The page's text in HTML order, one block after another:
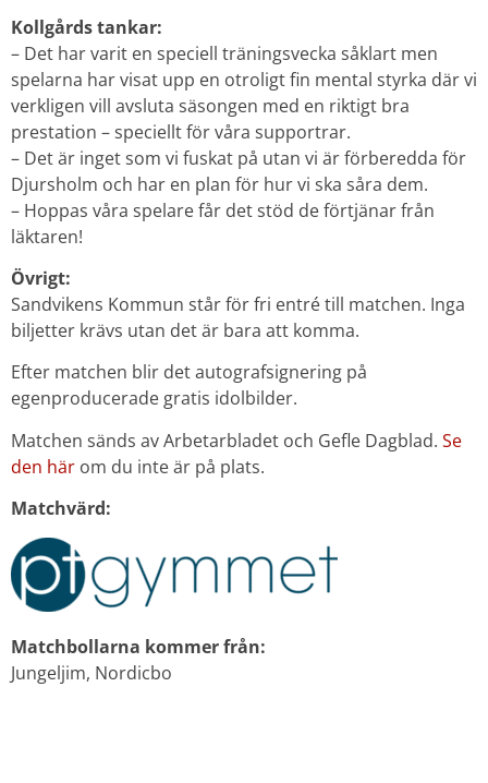
Kollgårds tankar:
– Det har varit en speciell träningsvecka såklart men
spelarna har visat upp en otroligt fin mental styrka där vi
verkligen vill avsluta säsongen med en riktigt bra
prestation – speciellt för våra supportrar.
– Det är inget som vi fuskat på utan vi är förberedda för
Djursholm och har en plan för hur vi ska såra dem.
– Hoppas våra spelare får det stöd de förtjänar från
läktaren!
Övrigt:
Sandvikens Kommun står för fri entré till matchen. Inga
biljetter krävs utan det är bara att komma.
Efter matchen blir det autografsignering på
egenproducerade gratis idolbilder.
Matchen sänds av Arbetarbladet och Gefle Dagblad. Se
den här om du inte är på plats.
Matchvärd:
Matchbollarna kommer från:
Jungeljim, Nordicbo